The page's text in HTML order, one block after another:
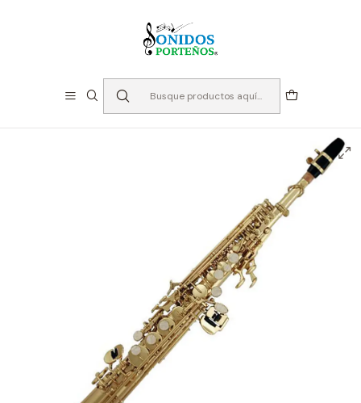
Instrumento de Viento
Saxo Soprano Allegro ALL6433L - Dorado